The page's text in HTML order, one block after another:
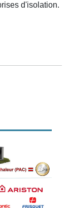
d'isolation.